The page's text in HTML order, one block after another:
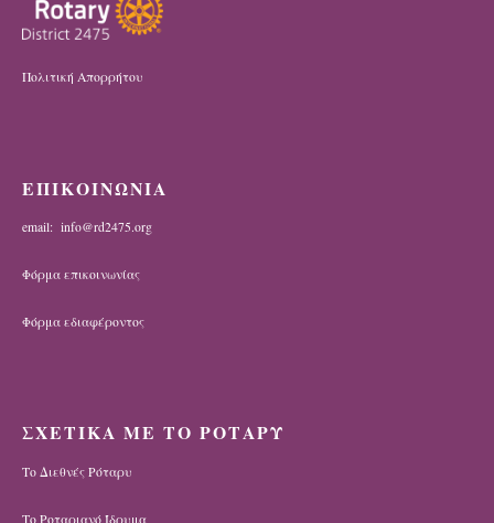
Πολιτική Απορρήτου
ΕΠΙΚΟΙΝΩΝΙΑ
email: info@rd2475.org
Φόρμα επικοινωνίας
Φόρμα εδιαφέροντος
ΣΧΕΤΙΚΑ ΜΕ ΤΟ ΡΟΤΑΡΥ
Το Διεθνές Ρόταρυ
Το Ροταριανό Ίδρυμα